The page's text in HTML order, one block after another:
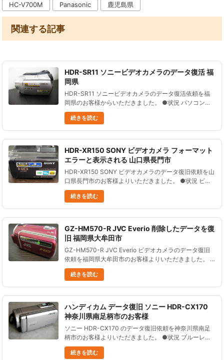
HC-V700M Panasonic 鹿児島県
関連する記事
HDR-SR11 ソニービデオカメラのデータ復活 福
岡県
HDR-SR11 ソニービデオカメラのデータ復活依頼を福
岡県のお客様からいただきました。 ●状況 パソコンに
データを移動するときに、ビデオカメラのデータを誤っ
て消してしまった。 その後上書きは行っていない。 ビ
デオカメラ......
続きを読む
HDR-XR150 SONY ビデオカメラ フォーマット
エラーと表示される 山口県長門市
HDR-XR150 SONY ビデオカメラのデータ復旧依頼を山
口県長門市のお客様よりいただきました。 ●状況 ビデ
オカメラの電源を入れると、フォーマットエラーと表示
され、操作できない。 ●データ復元処理の結果 総再生
時間......
続きを読む
GZ-HM570-R JVC Everio 削除したデータを復
旧 福岡県大牟田市
GZ-HM570-R JVC Everio ビデオカメラのデータ復旧
依頼を福岡県大牟田市のお客様よりいただきました。 ●
状況撮影中に内蔵メモリーがいっぱいになり、撮影中止
した。その時に、管理ファイルが一度更新された。そ
の......
続きを読む
ハンディカム データ復旧 ソニー HDR-CX170
神奈川県南足柄市のお客様
ソニー HDR-CX170 のデータ復旧依頼を神奈川県南足
柄市のお客様よりいただきました。 ●状況 ブルーレイ
ディスクに焼こうとしたら、フリーズした。 しかたが
ないので電源を落とし、 再度電源を入れたら「管理フ
続きを読む